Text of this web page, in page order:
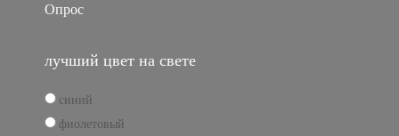
Опрос
лучший цвет на свете
синий
фиолетовый